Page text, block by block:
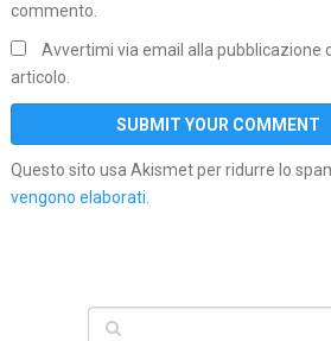
commento.
Avvertimi via email alla pubblicazione
articolo.
Questo sito usa Akismet per ridurre lo
vengono elaborati.